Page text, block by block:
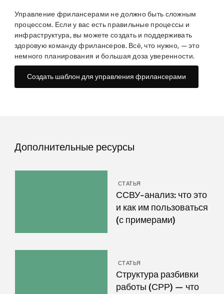
Управление фрилансерами не должно быть сложным
процессом. Если у вас есть правильные процессы и
инфраструктура, вы можете создать и поддерживать
здоровую команду фрилансеров. Всё, что нужно, — это
немного планирования и большая доза уверенности.
Создать шаблон для управления фрилансерами
Дополнительные ресурсы
СТАТЬЯ
ССВУ-анализ: что это
и как им пользоваться
(с примерами)
СТАТЬЯ
Структура разбивки
работы (СРР) — что